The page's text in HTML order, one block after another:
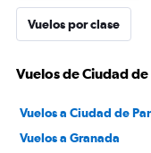
Vuelos por clase
Vuelos de Ciudad
Vuelos a Ciudad de
Vuelos a Granada